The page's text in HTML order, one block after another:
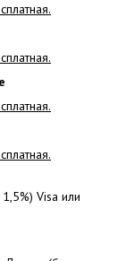
Visa или